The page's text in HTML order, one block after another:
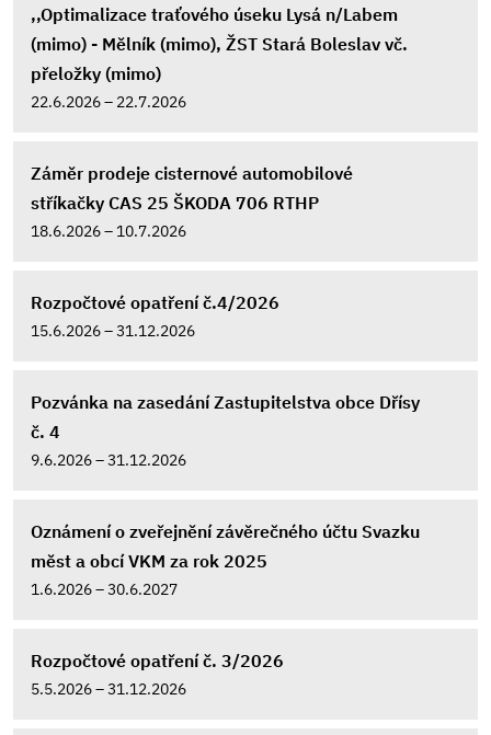
,,Optimalizace traťového úseku Lysá n/Labem
(mimo) - Mělník (mimo), ŽST Stará Boleslav vč.
přeložky (mimo)
22.6.2026 – 22.7.2026
Záměr prodeje cisternové automobilové
stříkačky CAS 25 ŠKODA 706 RTHP
18.6.2026 – 10.7.2026
Rozpočtové opatření č.4/2026
15.6.2026 – 31.12.2026
Pozvánka na zasedání Zastupitelstva obce Dřísy
č. 4
9.6.2026 – 31.12.2026
Oznámení o zveřejnění závěrečného účtu Svazku
měst a obcí VKM za rok 2025
1.6.2026 – 30.6.2027
Rozpočtové opatření č. 3/2026
5.5.2026 – 31.12.2026